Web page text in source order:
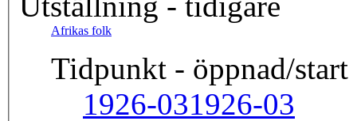
Afrikas folk
Tidpunkt - öppnad/start
1926-031926-03